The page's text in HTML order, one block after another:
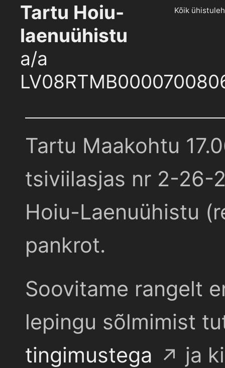
Tartu Hoiu-
laenuühistu
a/a
Kõik
Tartu Maakohtu
tsiviilasjas nr 2-26-
Hoiu-Laenuühistu
pankrot.
Soovitame rangelt
lepingu sõlmimist
tingimustega
ja